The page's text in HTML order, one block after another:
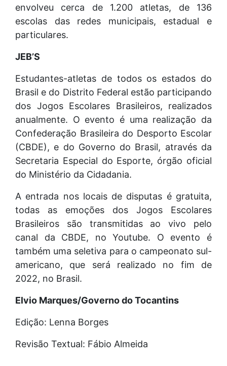
envolveu cerca de 1.200 atletas, de 136
escolas das redes municipais, estadual e
particulares.
JEB’S
Estudantes-atletas de todos os estados do
Brasil e do Distrito Federal estão participando
dos Jogos Escolares Brasileiros, realizados
anualmente. O evento é uma realização da
Confederação Brasileira do Desporto Escolar
(CBDE), e do Governo do Brasil, através da
Secretaria Especial do Esporte, órgão oficial
do Ministério da Cidadania.
A entrada nos locais de disputas é gratuita,
todas as emoções dos Jogos Escolares
Brasileiros são transmitidas ao vivo pelo
canal da CBDE, no Youtube. O evento é
também uma seletiva para o campeonato sul-
americano, que será realizado no fim de
2022, no Brasil.
Elvio Marques/Governo do Tocantins
Edição: Lenna Borges
Revisão Textual: Fábio Almeida